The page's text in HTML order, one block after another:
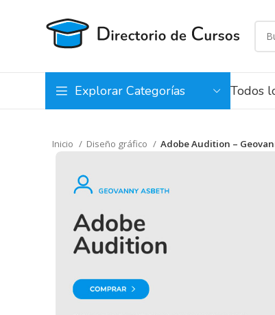
Explorar Categorías Todos
Inicio Diseño gráfico Adobe Audition –